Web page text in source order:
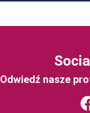
Odwiedź nasze